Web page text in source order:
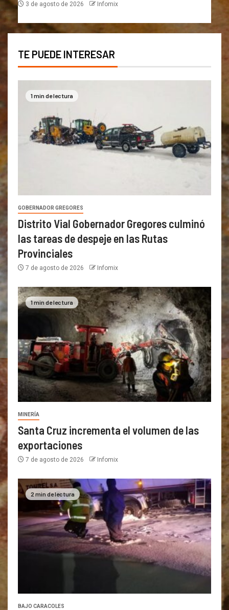
3 de agosto de 2026 Infomix
TE PUEDE INTERESAR
1 min de lectura
GOBERNADOR GREGORES
Distrito Vial Gobernador Gregores culminó
las tareas de despeje en las Rutas
Provinciales
7 de agosto de 2026 Infomix
1 min de lectura
MINERÍA
Santa Cruz incrementa el volumen de las
exportaciones
7 de agosto de 2026 Infomix
2 min de lectura
BAJO CARACOLES